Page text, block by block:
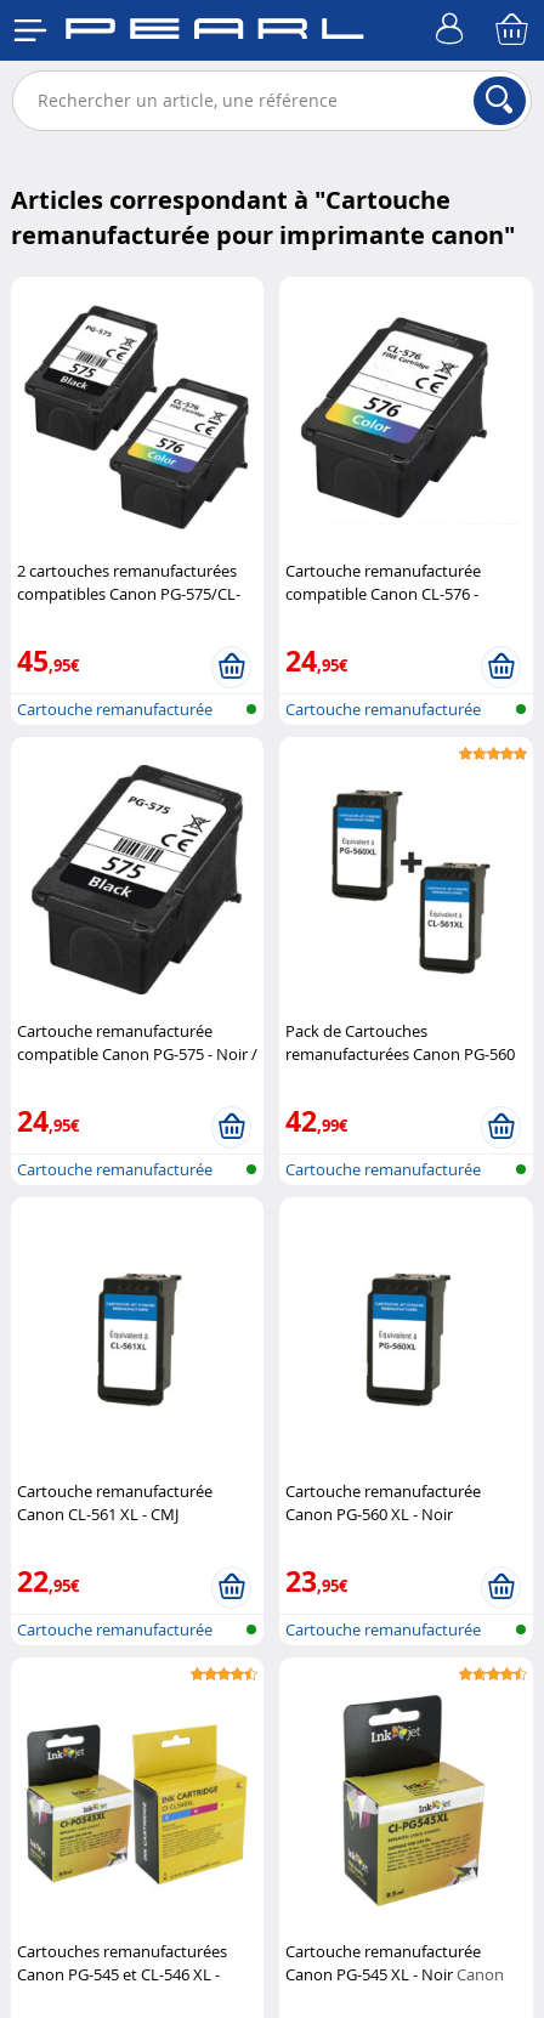
Articles correspondant à "Cartouche
remanufacturée pour imprimante canon"
2 cartouches remanufacturées
compatibles Canon PG-575/CL-
45,95€
Cartouche remanufacturée
Cartouche remanufacturée
compatible Canon CL-576 -
24,95€
Cartouche remanufacturée
Cartouche remanufacturée
compatible Canon PG-575 - Noir /
24,95€
Cartouche remanufacturée
Pack de Cartouches
remanufacturées Canon PG-560
42,99€
Cartouche remanufacturée
Cartouche remanufacturée
Canon CL-561 XL - CMJ
22,95€
Cartouche remanufacturée
Cartouche remanufacturée
Canon PG-560 XL - Noir
23,95€
Cartouche remanufacturée
Cartouches remanufacturées
Canon PG-545 et CL-546 XL -
Cartouche remanufacturée
Canon PG-545 XL - NoirCanon